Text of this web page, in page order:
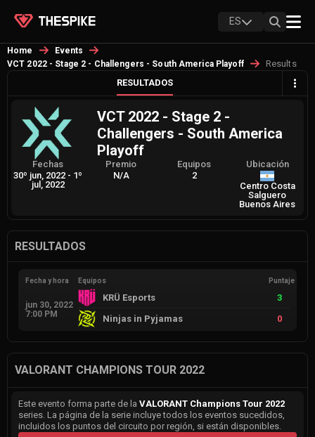
ES
Home
Events
VCT 2022 - Stage 2 - Challengers - South America Playoff
Results
RESULTADOS
VCT 2022 - Stage 2 -
Challengers - South America
Playoff
Fechas
30º jun, 2022 - 1º
jul, 2022
Premio
N/A
Equipos
2
Ubicación
Centro Costa
Salguero
Buenos Aires
RESULTADOS
Fecha y hora
jun 30, 2022
7:00 PM
Equipos Puntaje
KRÜ Esports
3
Ninjas in Pyjamas
0
VALORANT CHAMPIONS TOUR 2022
Este evento forma parte de la VALORANT Champions Tour 2022
series. La página de la serie incluye todos los eventos sucedidos,
incluidos los puntos del circuito por región, si están disponibles.